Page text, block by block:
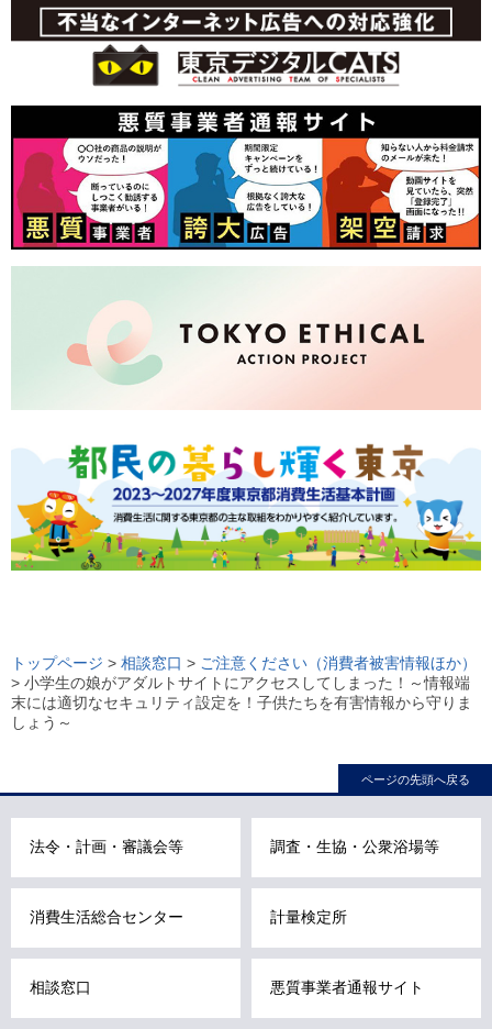
ー
カ
ル
こ
で
す
トップページ > 相談窓口 > ご注意ください（消費者被害情報ほか）
> 小学生の娘がアダルトサイトにアクセスしてしまった！～情報端
末には適切なセキュリティ設定を！子供たちを有害情報から守りま
しょう～
ページの先頭へ戻る
法令・計画・審議会等 調査・生協・公衆浴場等
消費生活総合センター 計量検定所
相談窓口 悪質事業者通報サイト